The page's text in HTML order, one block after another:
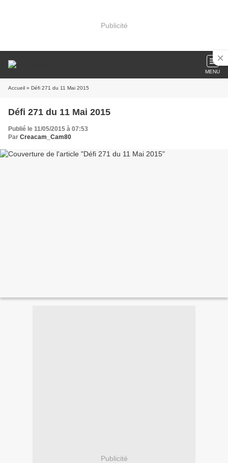
Publicité
MENU
Accueil » Défi 271 du 11 Mai 2015
Défi 271 du 11 Mai 2015
Publié le 11/05/2015 à 07:53
Par Creacam_Cam80
Publicité